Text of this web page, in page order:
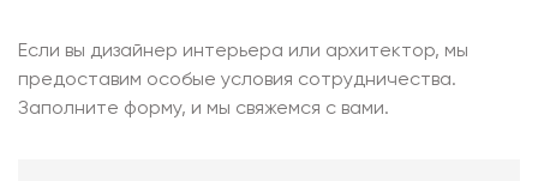
Если вы дизайнер интерьера или архитектор, мы
предоставим особые условия сотрудничества.
Заполните форму, и мы свяжемся с вами.